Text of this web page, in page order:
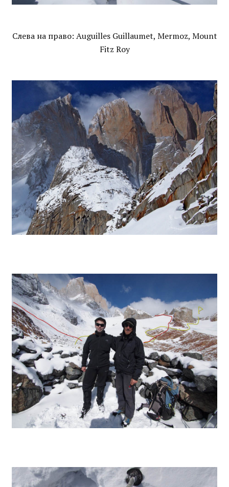
Слева на право: Auguilles Guillaumet, Mermoz, Mount
Fitz Roy